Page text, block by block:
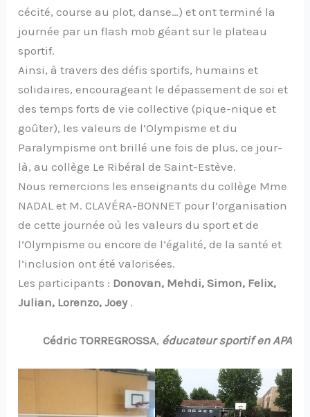
cécité, course au plot, danse…) et ont terminé la
journée par un flash mob géant sur le plateau
sportif.
Ainsi, à travers des défis sportifs, humains et
solidaires, encourageant le dépassement de soi et
des temps forts de vie collective (pique-nique et
goûter), les valeurs de l’Olympisme et du
Paralympisme ont brillé une fois de plus, ce jour-
là, au collège Le Ribéral de Saint-Estève.
Nous remercions les enseignants du collège Mme
NADAL et M. CLAVÉRA-BONNET pour l’organisation
de cette journée où les valeurs du sport et de
l’Olympisme ou encore de l’égalité, de la santé et
l’inclusion ont été valorisées.
Les participants : Donovan, Mehdi, Simon, Felix,
Julian, Lorenzo, Joey.
Cédric TORREGROSSA, éducateur sportif en APA